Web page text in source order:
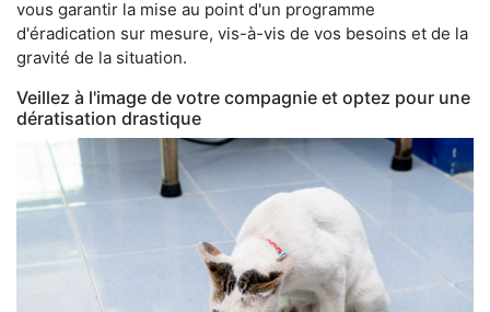
vous garantir la mise au point d'un programme
d'éradication sur mesure, vis-à-vis de vos besoins et de la
gravité de la situation.
Veillez à l'image de votre compagnie et optez pour une
dératisation drastique